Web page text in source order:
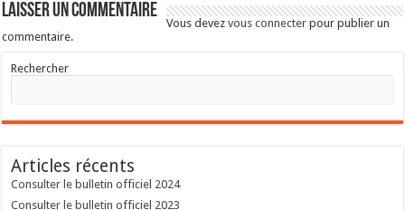
Laisser un commentaire
Vous devezvous connecter pour publier un
commentaire.
Rechercher
Articles récents
Consulter le bulletin officiel 2024
Consulter le bulletin officiel 2023